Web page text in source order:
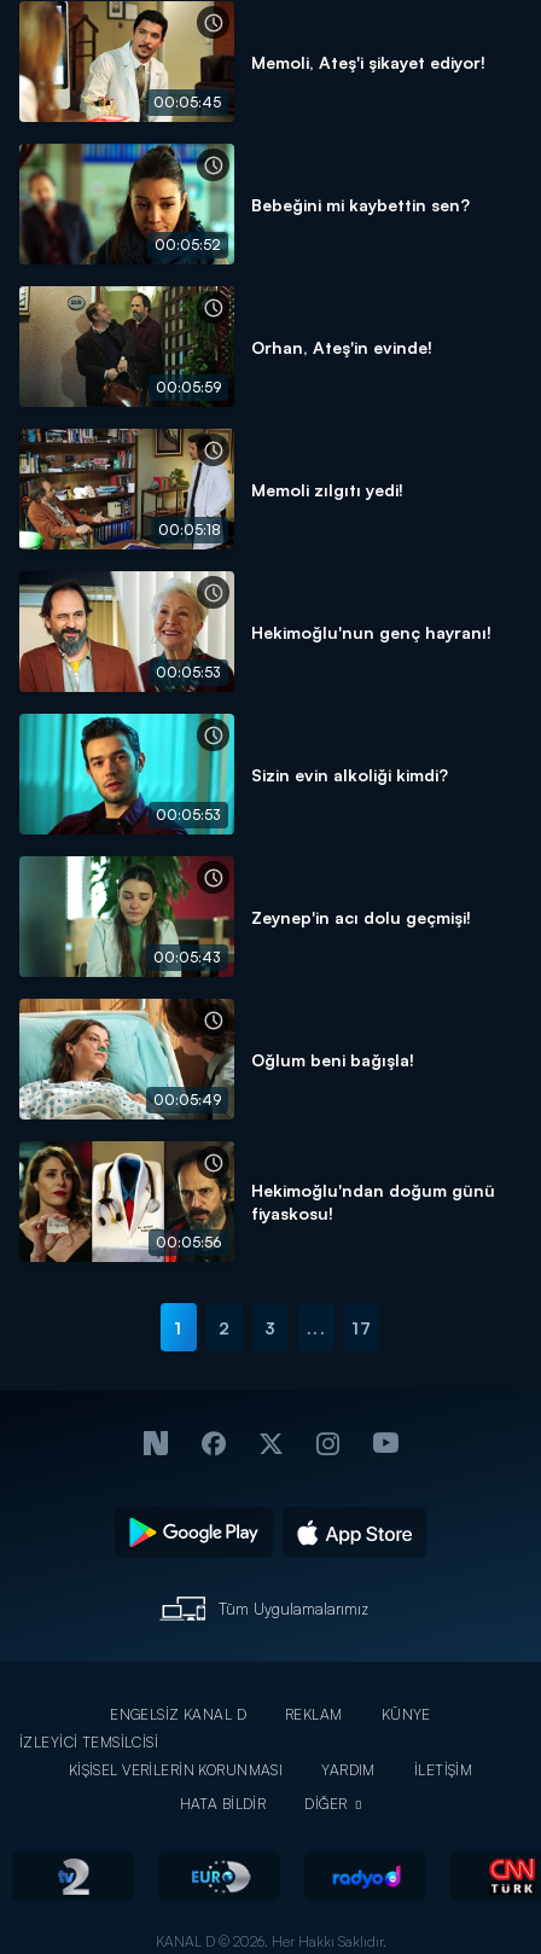
00:05:45
Memoli, Ateş'i şikayet ediyor!
00:05:52
Bebeğini mi kaybettin sen?
00:05:59
Orhan, Ateş'in evinde!
00:05:18
Memoli zılgıtı yedi!
00:05:53
Hekimoğlu'nun genç hayranı!
00:05:53
Sizin evin alkoliği kimdi?
00:05:43
Zeynep'in acı dolu geçmişi!
00:05:49
Oğlum beni bağışla!
00:05:56
Hekimoğlu'ndan doğum günü
fiyaskosu!
1 2 3 ... 17
Tüm Uygulamalarımız
ENGELSİZ KANAL D REKLAM
KÜNYE
İZLEYİCİ TEMSİLCİSİ
KİŞİSEL VERİLERİN KORUNMASI
YARDIM
İLETİŞİM
HATA BİLDİR
DİĞER
KANAL D © 2026. Her Hakkı Saklıdır.